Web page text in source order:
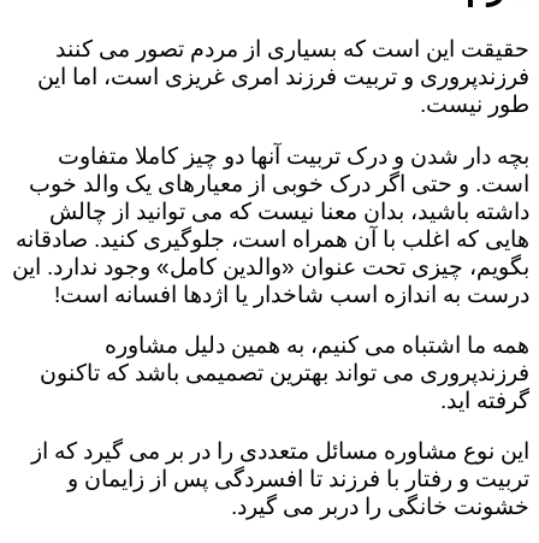
حقیقت این است که بسیاری از مردم تصور می کنند
فرزندپروری و تربیت فرزند امری غریزی است، اما این
طور نیست.
بچه دار شدن و درک تربیت آنها دو چیز کاملا متفاوت
است. و حتی اگر درک خوبی از معیارهای یک والد خوب
داشته باشید، بدان معنا نیست که می توانید از چالش
هایی که اغلب با آن همراه است، جلوگیری کنید. صادقانه
بگویم، چیزی تحت عنوان «والدین کامل» وجود ندارد. این
درست به اندازه اسب شاخدار یا اژدها افسانه است!
همه ما اشتباه می کنیم، به همین دلیل مشاوره
فرزندپروری می تواند بهترین تصمیمی باشد که تاکنون
گرفته اید.
این نوع مشاوره مسائل متعددی را در بر می گیرد که از
تربیت و رفتار با فرزند تا افسردگی پس از زایمان و
خشونت خانگی را دربر می گیرد.